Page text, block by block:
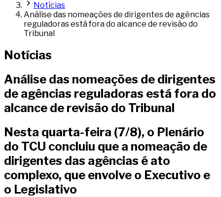
Notícias
Análise das nomeações de dirigentes de agências
reguladoras está fora do alcance de revisão do
Tribunal
Notícias
Análise das nomeações de dirigentes
de agências reguladoras está fora do
alcance de revisão do Tribunal
Nesta quarta-feira (7/8), o Plenário
do TCU concluiu que a nomeação de
dirigentes das agências é ato
complexo, que envolve o Executivo e
o Legislativo